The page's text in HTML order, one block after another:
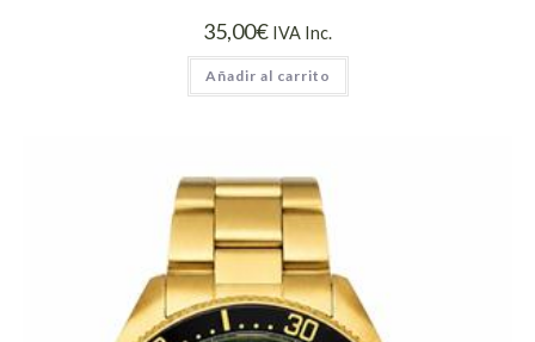
35,00€ IVA Inc.
Añadir al carrito